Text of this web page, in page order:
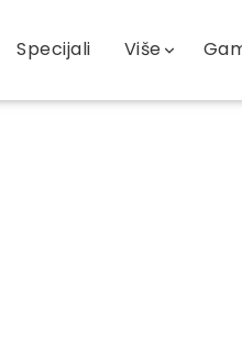
Specijali Više